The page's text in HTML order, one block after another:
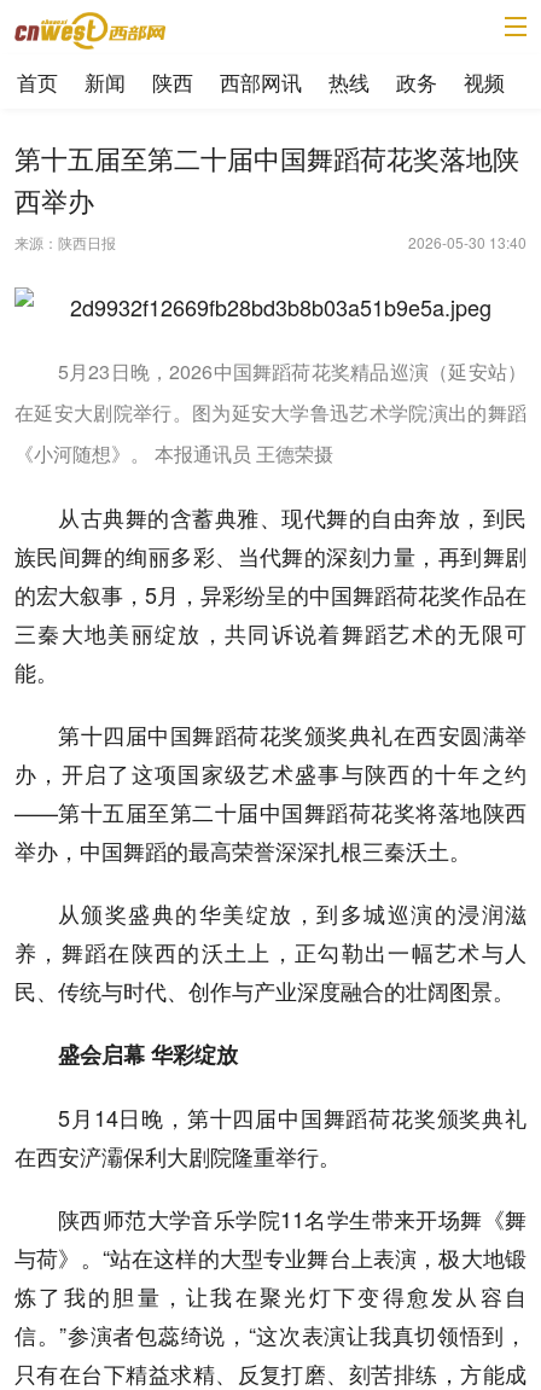
首页 新闻 陕西 西部网讯 热线 政务 视频
第十五届至第二十届中国舞蹈荷花奖落地陕
西举办
来源：陕西日报 2026-05-30 13:40
5月23日晚，2026中国舞蹈荷花奖精品巡演（延安站）
在延安大剧院举行。图为延安大学鲁迅艺术学院演出的舞蹈
《小河随想》。 本报通讯员 王德荣摄
从古典舞的含蓄典雅、现代舞的自由奔放，到民
族民间舞的绚丽多彩、当代舞的深刻力量，再到舞剧
的宏大叙事，5月，异彩纷呈的中国舞蹈荷花奖作品在
三秦大地美丽绽放，共同诉说着舞蹈艺术的无限可
能。
第十四届中国舞蹈荷花奖颁奖典礼在西安圆满举
办，开启了这项国家级艺术盛事与陕西的十年之约
——第十五届至第二十届中国舞蹈荷花奖将落地陕西
举办，中国舞蹈的最高荣誉深深扎根三秦沃土。
从颁奖盛典的华美绽放，到多城巡演的浸润滋
养，舞蹈在陕西的沃土上，正勾勒出一幅艺术与人
民、传统与时代、创作与产业深度融合的壮阔图景。
盛会启幕 华彩绽放
5月14日晚，第十四届中国舞蹈荷花奖颁奖典礼
在西安浐灞保利大剧院隆重举行。
陕西师范大学音乐学院11名学生带来开场舞《舞
与荷》。“站在这样的大型专业舞台上表演，极大地锻
炼了我的胆量，让我在聚光灯下变得愈发从容自
信。”参演者包蕊绮说，“这次表演让我真切领悟到，
只有在台下精益求精、反复打磨、刻苦排练，方能成